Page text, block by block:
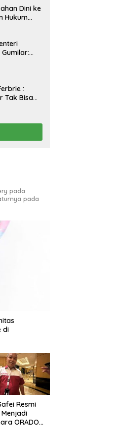
Dini ke
Hukum
:
Tak Bisa
pada
pada
di
Resmi
ORADO